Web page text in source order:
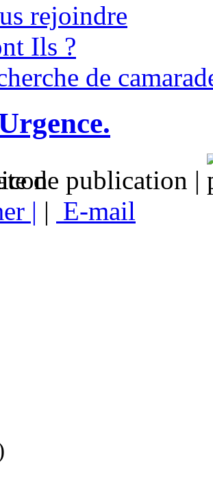
rejoindre
Ils ?
de
de publication |
| | E-mail